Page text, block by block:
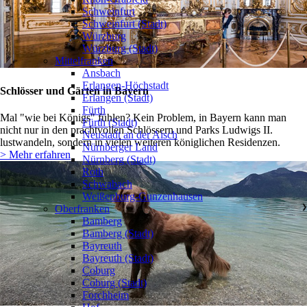
Schlösser und Gärten in Bayern
Mal "wie bei Königs" fühlen? Kein Problem, in Bayern kann man
nicht nur in den prachtvollen Schlössern und Parks Ludwigs II.
lustwandeln, sondern in vielen weiteren königlichen Residenzen.
> Mehr erfahren
Schweinfurt
Schweinfurt (Stadt)
Würzburg
Würzburg (Stadt)
Mittelfranken
❯
Ansbach
Erlangen-Höchstadt
Erlangen (Stadt)
Fürth
Fürth (Stadt)
Neustadt an der Aisch
Nürnberger Land
Nürnberg (Stadt)
Roth
Schwabach
Weißenburg-Gunzenhausen
Oberfranken
❯
Bamberg
Bamberg (Stadt)
Bayreuth
Bayreuth (Stadt)
Coburg
Coburg (Stadt)
Forchheim